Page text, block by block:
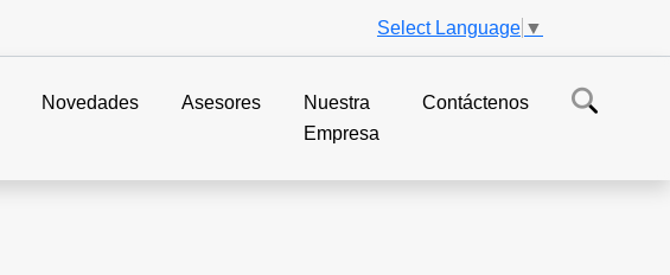
Select Language ▼
Novedades Asesores
Nuestra
Empresa
Contáctenos